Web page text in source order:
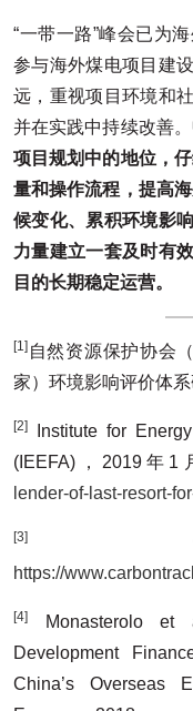
“一带一路”峰会已为
参与海外煤电项目建
远，重视项目环境和
并在实践中持续改善。
项目规划中的地位，
量和操作流程，提高
候变化、累积环境影
力量建立一套及时有
目的长期稳定运营。
[1] 自然资源保护协会
家）环境影响评价体
[2]
Institute for
(IEEFA)，2019年1
lender-of-last-resort-
[3]
https://
[4]
Monasterolo et
Development
China’s Overseas